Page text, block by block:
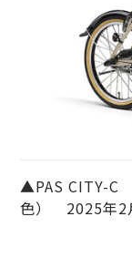
▲PAS CITY-C
色） 2025年2